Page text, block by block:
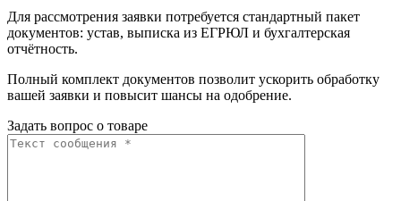
Для рассмотрения заявки потребуется стандартный пакет
документов: устав, выписка из ЕГРЮЛ и бухгалтерская
отчётность.
Полный комплект документов позволит ускорить обработку
вашей заявки и повысит шансы на одобрение.
Задать вопрос о товаре